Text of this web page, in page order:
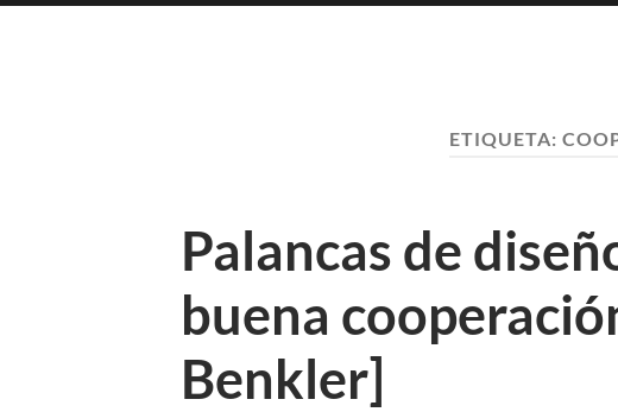
ETIQUETA:
Palancas de
buena
Benkler]